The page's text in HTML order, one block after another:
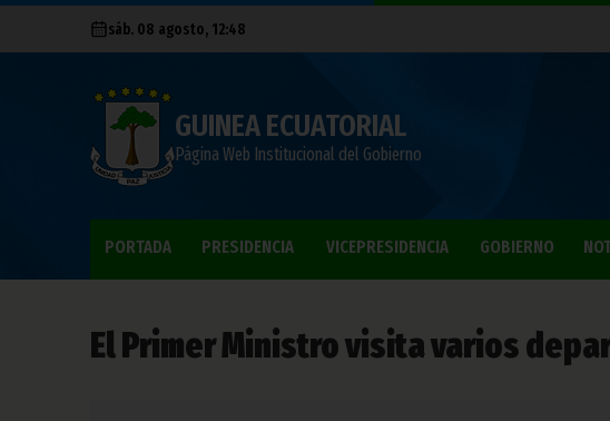
sáb. 08 agosto, 12:48
GUINEA ECUATORIAL
Página Web Institucional del Gobierno
PORTADA PRESIDENCIA VICEPRESIDENCIA GOBIERNO
El Primer Ministro visita varios